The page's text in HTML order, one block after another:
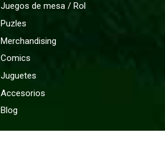
Juegos de mesa / Rol
Puzles
Merchandising
Comics
Juguetes
Accesorios
Blog